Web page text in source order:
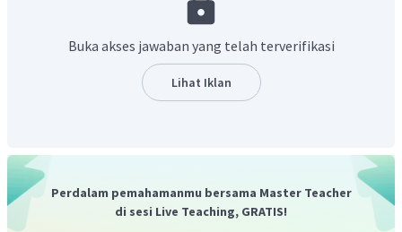
Buka akses jawaban yang telah terverifikasi
Lihat Iklan
Perdalam pemahamanmu bersama Master Teacher
di sesi Live Teaching, GRATIS!